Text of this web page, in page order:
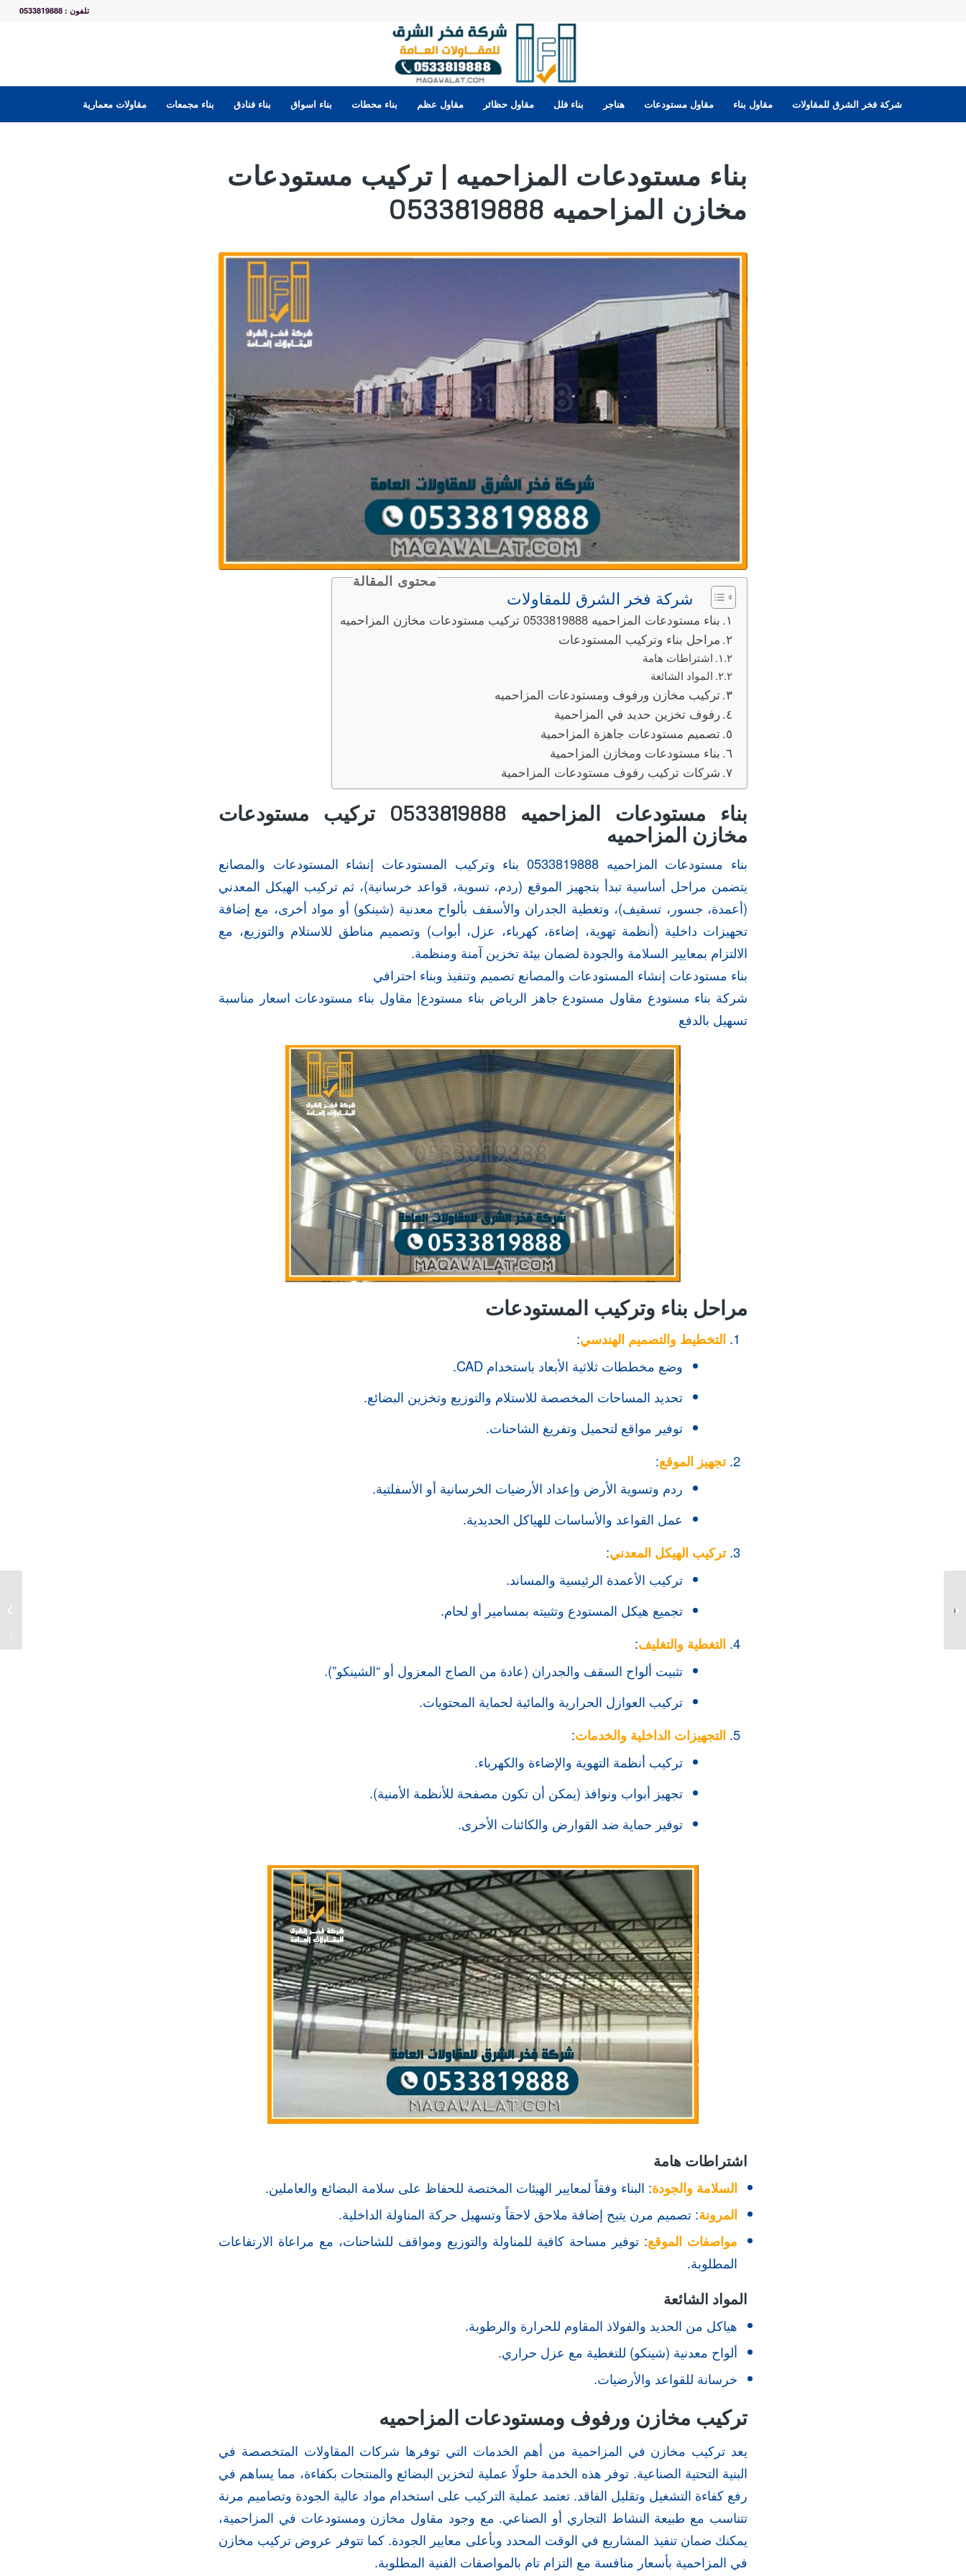
تلفون : 0533819888
شركة فخر الشرق للمقاولات مقاول بناء مقاول مستودعات هناجر بناء فلل مقاول حظائر مقاول عظم بناء محطات بناء اسواق بناء فنادق بناء مجمعات مقاولات معمارية
بناء مستودعات المزاحميه | تركيب مستودعات
مخازن المزاحميه 0533819888
محتوى المقالة
شركة فخر الشرق للمقاولات
بناء مستودعات المزاحميه 0533819888 تركيب مستودعات مخازن المزاحميه
مراحل بناء وتركيب المستودعات
اشتراطات هامة
المواد الشائعة
تركيب مخازن ورفوف ومستودعات المزاحميه
رفوف تخزين حديد في المزاحمية
تصميم مستودعات جاهزة المزاحمية
بناء مستودعات ومخازن المزاحمية
شركات تركيب رفوف مستودعات المزاحمية
بناء مستودعات المزاحميه 0533819888 تركيب مستودعات
مخازن المزاحميه
بناء مستودعات المزاحميه 0533819888 بناء وتركيب المستودعات إنشاء المستودعات والمصانع
يتضمن مراحل أساسية تبدأ بتجهيز الموقع (ردم، تسوية، قواعد خرسانية)، ثم تركيب الهيكل المعدني
(أعمدة، جسور، تسقيف)، وتغطية الجدران والأسقف بألواح معدنية (شينكو) أو مواد أخرى، مع إضافة
تجهيزات داخلية (أنظمة تهوية، إضاءة، كهرباء، عزل، أبواب) وتصميم مناطق للاستلام والتوزيع، مع
الالتزام بمعايير السلامة والجودة لضمان بيئة تخزين آمنة ومنظمة.
بناء مستودعات إنشاء المستودعات والمصانع تصميم وتنفيذ وبناء احترافي
شركة بناء مستودع مقاول مستودع جاهز الرياض بناء مستودع| مقاول بناء مستودعات اسعار مناسبة
تسهيل بالدفع
مراحل بناء وتركيب المستودعات
التخطيط والتصميم الهندسي:
وضع مخططات ثلاثية الأبعاد باستخدام CAD.
تحديد المساحات المخصصة للاستلام والتوزيع وتخزين البضائع.
توفير مواقع لتحميل وتفريغ الشاحنات.
تجهيز الموقع:
ردم وتسوية الأرض وإعداد الأرضيات الخرسانية أو الأسفلتية.
عمل القواعد والأساسات للهياكل الحديدية.
تركيب الهيكل المعدني:
تركيب الأعمدة الرئيسية والمساند.
تجميع هيكل المستودع وتثبيته بمسامير أو لحام.
التغطية والتغليف:
تثبيت ألواح السقف والجدران (عادة من الصاج المعزول أو “الشينكو”).
تركيب العوازل الحرارية والمائية لحماية المحتويات.
التجهيزات الداخلية والخدمات:
تركيب أنظمة التهوية والإضاءة والكهرباء.
تجهيز أبواب ونوافذ (يمكن أن تكون مصفحة للأنظمة الأمنية).
توفير حماية ضد القوارض والكائنات الأخرى.
اشتراطات هامة
السلامة والجودة: البناء وفقاً لمعايير الهيئات المختصة للحفاظ على سلامة البضائع والعاملين.
المرونة: تصميم مرن يتيح إضافة ملاحق لاحقاً وتسهيل حركة المناولة الداخلية.
مواصفات الموقع: توفير مساحة كافية للمناولة والتوزيع ومواقف للشاحنات، مع مراعاة الارتفاعات
المطلوبة.
المواد الشائعة
هياكل من الحديد والفولاذ المقاوم للحرارة والرطوبة.
ألواح معدنية (شينكو) للتغطية مع عزل حراري.
خرسانة للقواعد والأرضيات.
تركيب مخازن ورفوف ومستودعات المزاحميه
يعد تركيب مخازن في المزاحمية من أهم الخدمات التي توفرها شركات المقاولات المتخصصة في
البنية التحتية الصناعية. توفر هذه الخدمة حلولًا عملية لتخزين البضائع والمنتجات بكفاءة، مما يساهم في
رفع كفاءة التشغيل وتقليل الفاقد. تعتمد عملية التركيب على استخدام مواد عالية الجودة وتصاميم مرنة
تتناسب مع طبيعة النشاط التجاري أو الصناعي. مع وجود مقاول مخازن ومستودعات في المزاحمية،
يمكنك ضمان تنفيذ المشاريع في الوقت المحدد وبأعلى معايير الجودة. كما تتوفر عروض تركيب مخازن
في المزاحمية بأسعار منافسة مع التزام تام بالمواصفات الفنية المطلوبة.
2026...